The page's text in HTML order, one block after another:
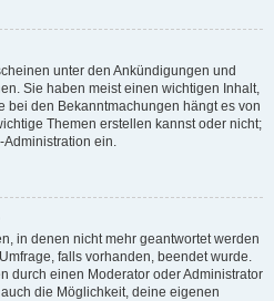
unter den Ankündigungen und
Sie haben meist einen wichtigen Inhalt,
bei den Bekanntmachungen hängt es von
Themen erstellen kannst oder nicht;
ein.
in denen nicht mehr geantwortet werden
falls vorhanden, beendet wurde.
durch einen Moderator oder Administrator
die Möglichkeit, deine eigenen